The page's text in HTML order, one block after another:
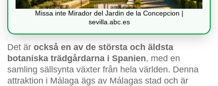
Missa inte Mirador del Jardin de la Concepcion |
sevilla.abc.es
Det är också en av de största och äldsta
botaniska trädgårdarna i Spanien, med en
samling sällsynta växter från hela världen. Denna
attraktion i Málaga ägs av Málagas stad och är